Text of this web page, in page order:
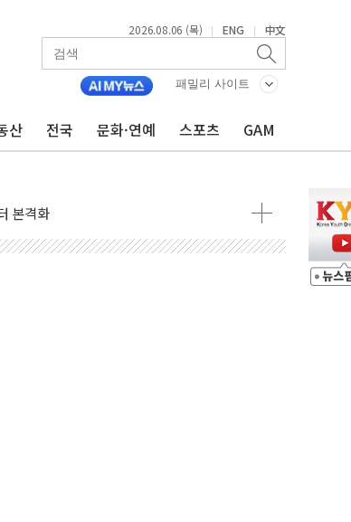
2026.08.06 (목) | ENG | 中文
패밀리 사이트
산 전국 문화·연예 스포츠 GAM
조 증발...하반기 '환율 역풍' 우려
발전 '첫삽'…남동발전, 재생에너지 '앞장'
압수수색
모리 기술력 과시
2명 송치
사주 매수
항공사 진입길 열려
통장' 출시
...당내선 "안 먹힌다" 균열
퍼런스'… 한미동맹 상징성 부각
구축 계약
논란 사과…"재발 방지 모든 조치"